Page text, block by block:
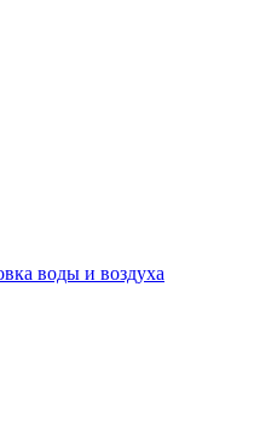
воды и воздуха